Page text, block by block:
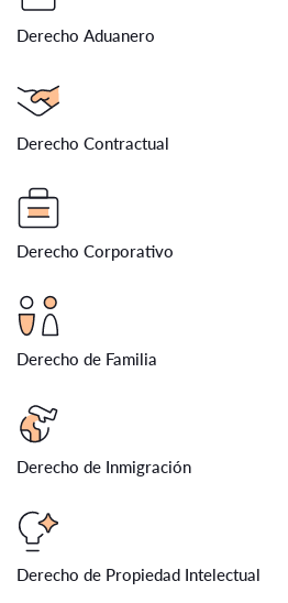
Derecho Aduanero
Derecho Contractual
Derecho Corporativo
Derecho de Familia
Derecho de Inmigración
Derecho de Propiedad Intelectual